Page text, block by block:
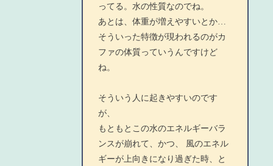
ってる。水の性質なのでね。
あとは、体重が増えやすいとか…
そういった特徴が現われるのがカ
ファの体質っていうんですけど
ね。
そういう人に起きやすいのです
が、
もともとこの水のエネルギーバラ
ンスが崩れて、かつ、 風のエネル
ギーが上向きになり過ぎた時、と